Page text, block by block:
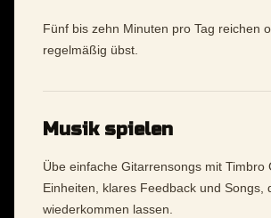
Fünf bis zehn Minuten pro Tag reichen
regelmäßig übst.
Musik spielen
Übe einfache Gitarrensongs mit Timbro
Einheiten, klares Feedback und Songs,
wiederkommen lassen.